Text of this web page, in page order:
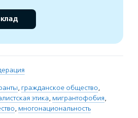
, гражданское общество,
этика, мигрантофобия,
, многонациональность